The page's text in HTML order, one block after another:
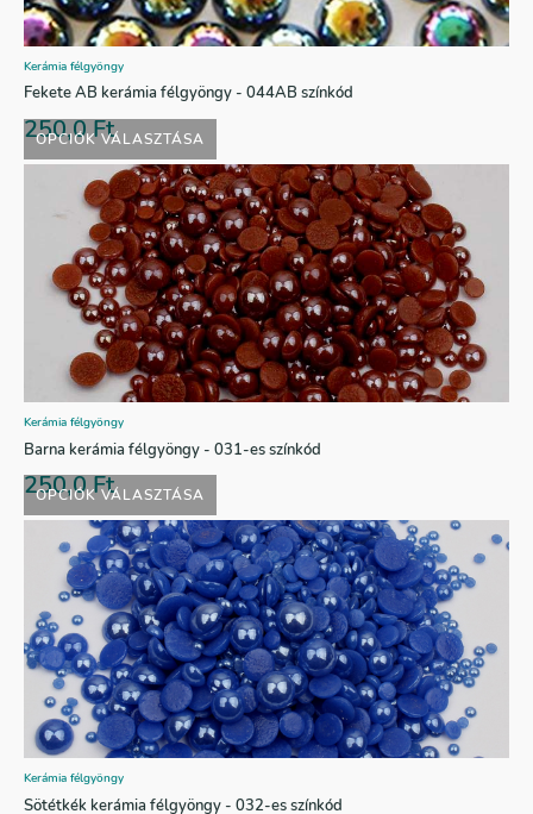
OPCIÓK VÁLASZTÁSA
Kerámia félgyöngy
Fekete AB kerámia félgyöngy - 044AB színkód
250,0Ft
OPCIÓK VÁLASZTÁSA
Kerámia félgyöngy
Barna kerámia félgyöngy - 031-es színkód
250,0Ft
Kerámia félgyöngy
Sötétkék kerámia félgyöngy - 032-es színkód